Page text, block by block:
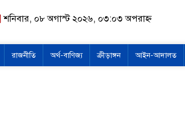
শনিবার, ০৮ অগাস্ট ২০২৬, ০৩:০৩ অপরাহ্ন
রাজনীতি অর্থ-বাণিজ্য ক্রীড়াঙ্গন আইন-আদালত